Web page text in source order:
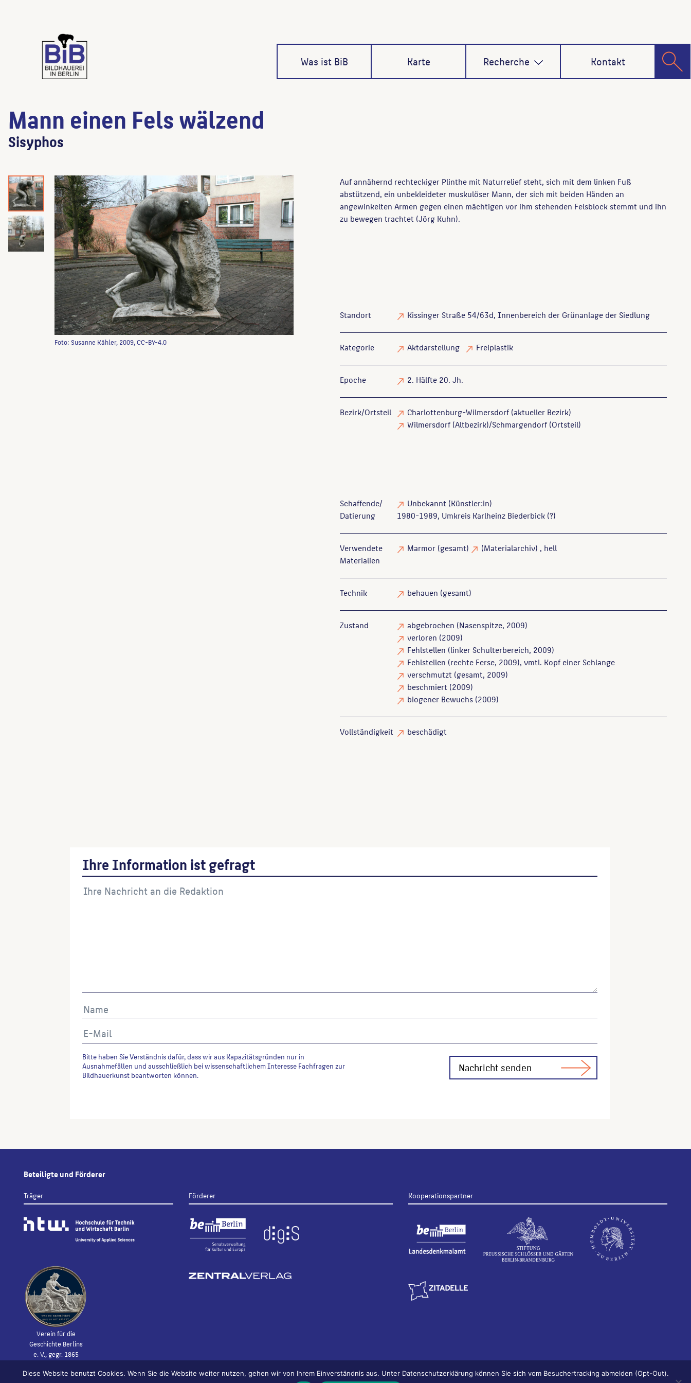
Was ist BiB Karte Recherche Kontakt
Mann einen Fels wälzend
Sisyphos
Foto: Susanne Kähler, 2009, CC-BY-4.0
Auf annähernd rechteckiger Plinthe mit Naturrelief steht, sich mit dem linken Fuß
abstützend, ein unbekleideter muskulöser Mann, der sich mit beiden Händen an
angewinkelten Armen gegen einen mächtigen vor ihm stehenden Felsblock stemmt und ihn
zu bewegen trachtet (Jörg Kuhn).
Standort Kissinger Straße 54/63d, Innenbereich der Grünanlage der Siedlung
Kategorie Aktdarstellung Freiplastik
Epoche 2. Hälfte 20. Jh.
Bezirk/Ortsteil
Charlottenburg-Wilmersdorf (aktueller Bezirk)
Wilmersdorf (Altbezirk)/Schmargendorf (Ortsteil)
Schaffende/
Datierung
Unbekannt (Künstler:in)
1980-1989, Umkreis Karlheinz Biederbick (?)
Verwendete
Materialien
Marmor (gesamt) (Materialarchiv) , hell
Technik behauen (gesamt)
Zustand abgebrochen (Nasenspitze, 2009)
verloren (2009)
Fehlstellen (linker Schulterbereich, 2009)
Fehlstellen (rechte Ferse, 2009), vmtl. Kopf einer Schlange
verschmutzt (gesamt, 2009)
beschmiert (2009)
biogener Bewuchs (2009)
Vollständigkeit beschädigt
Ihre Information ist gefragt
Bitte haben Sie Verständnis dafür, dass wir aus Kapazitätsgründen nur in
Ausnahmefällen und ausschließlich bei wissenschaftlichem Interesse Fachfragen zur
Bildhauerkunst beantworten können.
Beteiligte und Förderer
Träger
Verein für die
Geschichte Berlins
e. V., gegr. 1865
Förderer Kooperationspartner
Diese Website benutzt Cookies. Wenn Sie die Website weiter nutzen, gehen wir von Ihrem Einverständnis aus. Unter Datenschutzerklärung können Sie sich vom Besuchertracking abmelden (Opt-Out).